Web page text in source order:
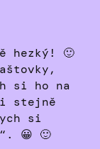
hezký! 🙂
si ho na
stejně
si
😀 🙂